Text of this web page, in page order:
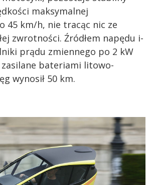
maksymalnej
45 km/h, nie tracąc nic ze
zwrotności. Źródłem napędu i-
prądu zmiennego po 2 kW
zasilane bateriami litowo-
wynosił 50 km.